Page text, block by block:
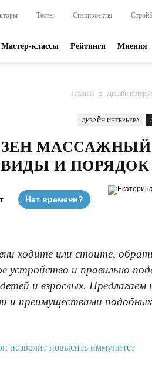
Тесты Спецпроекты
Мастер-классы Рейтинги Мнения
Главная Дизайн
ДИЗАЙН ИНТЕРЬЕРА
ВИДЫ И
Нет времени?
ходите или стоите,
устройство и правильно
и взрослых. Предлагаем
и преимуществами подобных